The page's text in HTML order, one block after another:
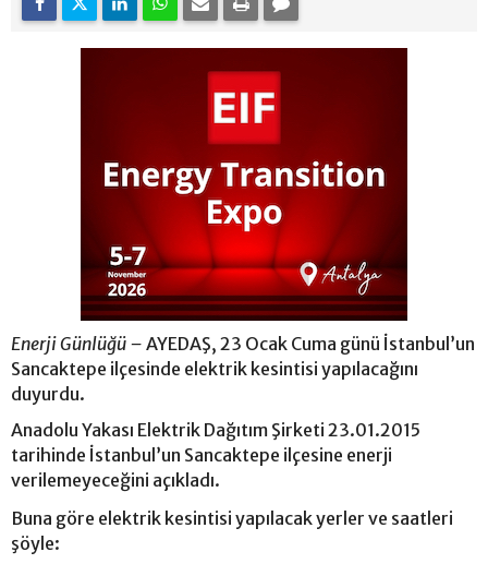
Enerji Günlüğü – AYEDAŞ, 23 Ocak Cuma günü İstanbul’un
Sancaktepe ilçesinde elektrik kesintisi yapılacağını
duyurdu.
Anadolu Yakası Elektrik Dağıtım Şirketi 23.01.2015
tarihinde İstanbul’un Sancaktepe ilçesine enerji
verilemeyeceğini açıkladı.
Buna göre elektrik kesintisi yapılacak yerler ve saatleri
şöyle: